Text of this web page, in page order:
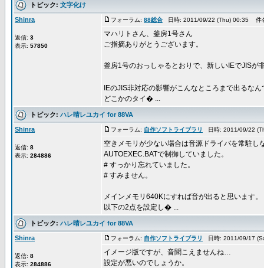
トピック: 文字化け
Shinra
返信: 3
表示: 57850
フォーラム: 88総合 日時: 2011/09/22 (Thu) 00:35 件
マハリトさん、釜房1号さん
ご指摘ありがとうございます。
釜房1号のおっしゃるとおりで、新しいIEでJISが
IEのJIS非対応の影響がこんなところまで出るな
どこかのタイ� ...
トピック: ハレ晴レユカイ for 88VA
Shinra
返信: 8
表示: 284886
フォーラム: 自作ソフトライブラリ 日時: 2011/09/22
空きメモリが少ない場合は音源ドライバを常駐し
AUTOEXEC.BATで制御していました。
# すっかり忘れていました。
# すみません。
メインメモリ640Kにすれば音が出ると思います。
以下の2点を設定し� ...
トピック: ハレ晴レユカイ for 88VA
Shinra
返信: 8
表示: 284886
フォーラム: 自作ソフトライブラリ 日時: 2011/09/17
イメージ版ですが、音聞こえませんね…
設定が悪いのでしょうか。